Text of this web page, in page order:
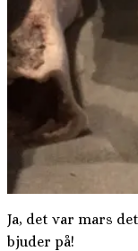
Ja, det var mars
bjuder på!